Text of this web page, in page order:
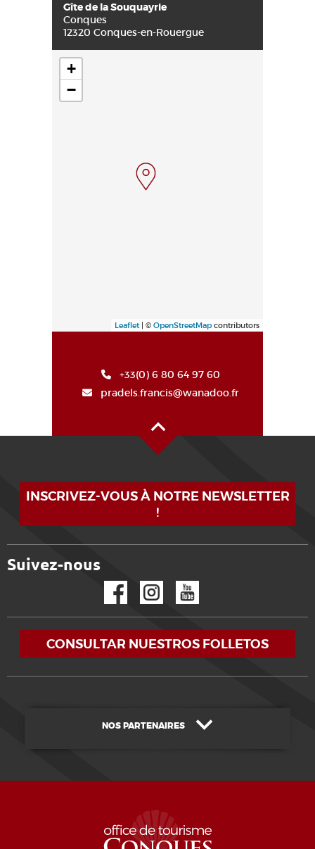
Gîte de la Souquayrie
Conques
12320 Conques-en-Rouergue
+
−
Leaflet| © OpenStreetMap contributors
+33(0) 6 80 64 97 60
pradels.francis@wanadoo.fr
INSCRIVEZ-VOUS À NOTRE NEWSLETTER
!
Suivez-nous
CONSULTAR NUESTROS FOLLETOS
NOS PARTENAIRES